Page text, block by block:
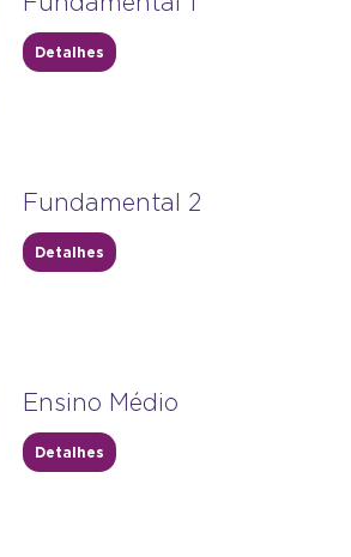
Detalhes
Fundamental 2
Detalhes
Ensino Médio
Detalhes